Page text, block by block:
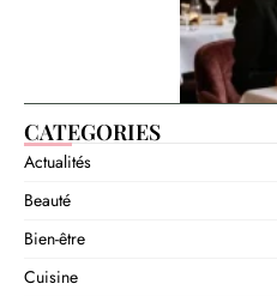
CATEGORIES
Actualités
Beauté
Bien-être
Cuisine